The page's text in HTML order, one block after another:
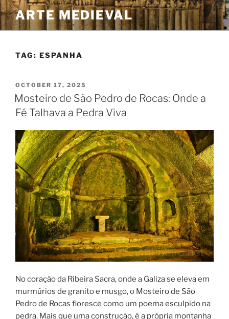
Skip
to
content
ARTE MEDIEVAL
TAG: ESPANHA
POSTED
ON
OCTOBER 17, 2025
Mosteiro de São Pedro de Rocas: Onde a
Fé Talhava a Pedra Viva
No coração da Ribeira Sacra, onde a Galiza se eleva em
murmúrios de granito e musgo, o Mosteiro de São
Pedro de Rocas floresce como um poema esculpido na
pedra. Mais que uma construção, é a própria montanha